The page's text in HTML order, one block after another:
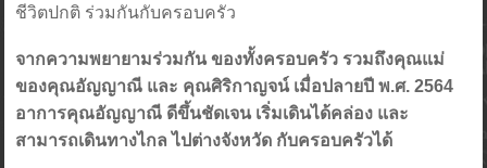
ชีวิตปกติ ร่วมกันกับครอบครัว
จากความพยายามร่วมกัน ของทั้งครอบครัว รวมถึงคุณแม่
ของคุณอัญญาณี และ คุณศิริกาญจน์ เมื่อปลายปี พ.ศ. 2564
อาการคุณอัญญาณี ดีขึ้นชัดเจน เริ่มเดินได้คล่อง และ
สามารถเดินทางไกล ไปต่างจังหวัด กับครอบครัวได้